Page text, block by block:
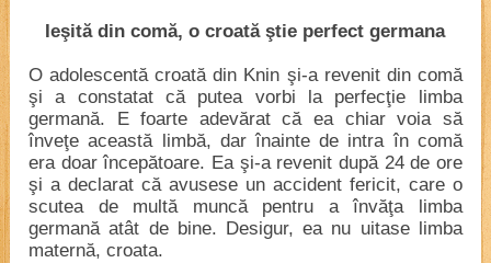
Ieşită din comă, o croată ştie perfect germana
O adolescentă croată din Knin şi-a revenit din comă
şi a constatat că putea vorbi la perfecţie limba
germană. E foarte adevărat că ea chiar voia să
înveţe această limbă, dar înainte de intra în comă
era doar începătoare. Ea şi-a revenit după 24 de ore
şi a declarat că avusese un accident fericit, care o
scutea de multă muncă pentru a învăţa limba
germană atât de bine. Desigur, ea nu uitase limba
maternă, croata.